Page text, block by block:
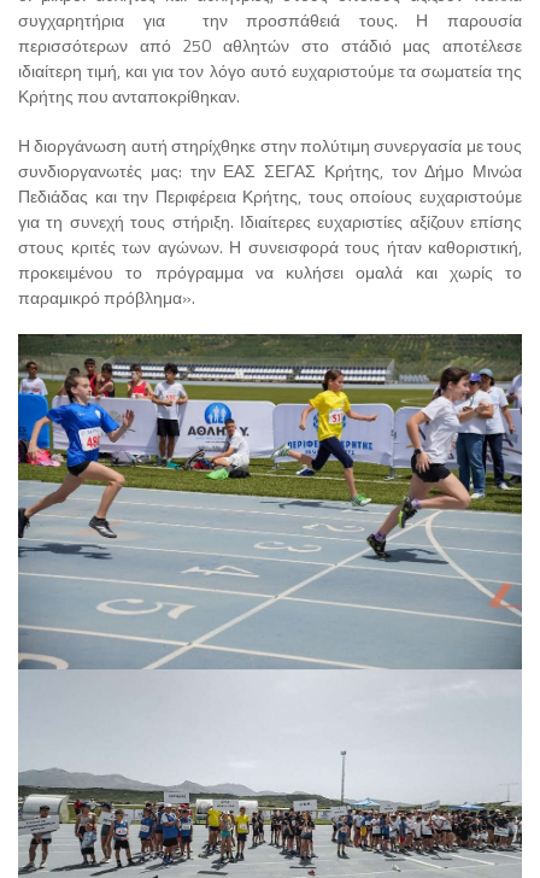
συγχαρητήρια για την προσπάθειά τους. Η παρουσία
περισσότερων από 250 αθλητών στο στάδιό μας αποτέλεσε
ιδιαίτερη τιμή, και για τον λόγο αυτό ευχαριστούμε τα σωματεία της
Κρήτης που ανταποκρίθηκαν.
Η διοργάνωση αυτή στηρίχθηκε στην πολύτιμη συνεργασία με τους
συνδιοργανωτές μας: την ΕΑΣ ΣΕΓΑΣ Κρήτης, τον Δήμο Μινώα
Πεδιάδας και την Περιφέρεια Κρήτης, τους οποίους ευχαριστούμε
για τη συνεχή τους στήριξη. Ιδιαίτερες ευχαριστίες αξίζουν επίσης
στους κριτές των αγώνων. Η συνεισφορά τους ήταν καθοριστική,
προκειμένου το πρόγραμμα να κυλήσει ομαλά και χωρίς το
παραμικρό πρόβλημα».